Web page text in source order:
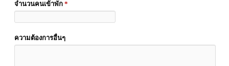
จำนวนคนเข้าพัก *
ความต้องการอื่นๆ